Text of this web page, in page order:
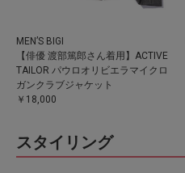
MEN’S BIGI
【俳優 渡部篤郎さん着用】ACTIVE
TAILOR パウロオリビエラマイクロ
ガンクラブジャケット
￥18,000
スタイリング